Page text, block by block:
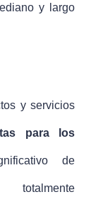
y largo
y servicios
para los
de
totalmente